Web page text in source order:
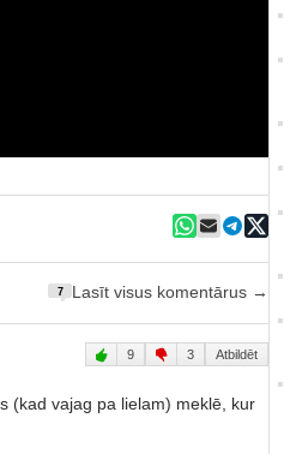
7 Lasīt visus komentārus →
9 3 Atbildēt
(kad vajag pa lielam) meklē, kur